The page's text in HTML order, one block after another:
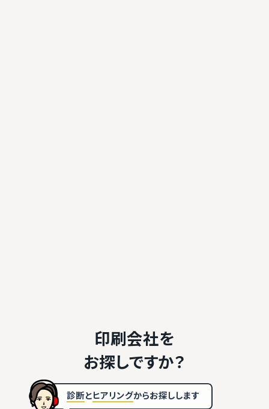
印刷会社を
お探しですか？
診断とヒアリングからお探しします